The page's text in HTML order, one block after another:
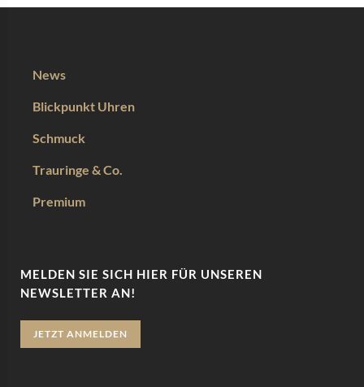
News
Blickpunkt Uhren
Schmuck
Trauringe & Co.
Premium
MELDEN SIE SICH HIER FÜR UNSEREN
NEWSLETTER AN!
JETZT ANMELDEN